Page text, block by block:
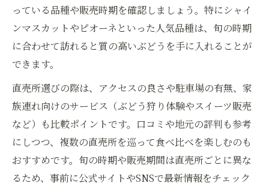
っている品種や販売時期を確認しましょう。特にシャイ
ンマスカットやピオーネといった人気品種は、旬の時期
に合わせて訪れると質の高いぶどうを手に入れることが
できます。
直売所選びの際は、アクセスの良さや駐車場の有無、家
族連れ向けのサービス（ぶどう狩り体験やスイーツ販売
など）も比較ポイントです。口コミや地元の評判も参考
にしつつ、複数の直売所を巡って食べ比べを楽しむのも
おすすめです。旬の時期や販売期間は直売所ごとに異な
るため、事前に公式サイトやSNSで最新情報をチェック